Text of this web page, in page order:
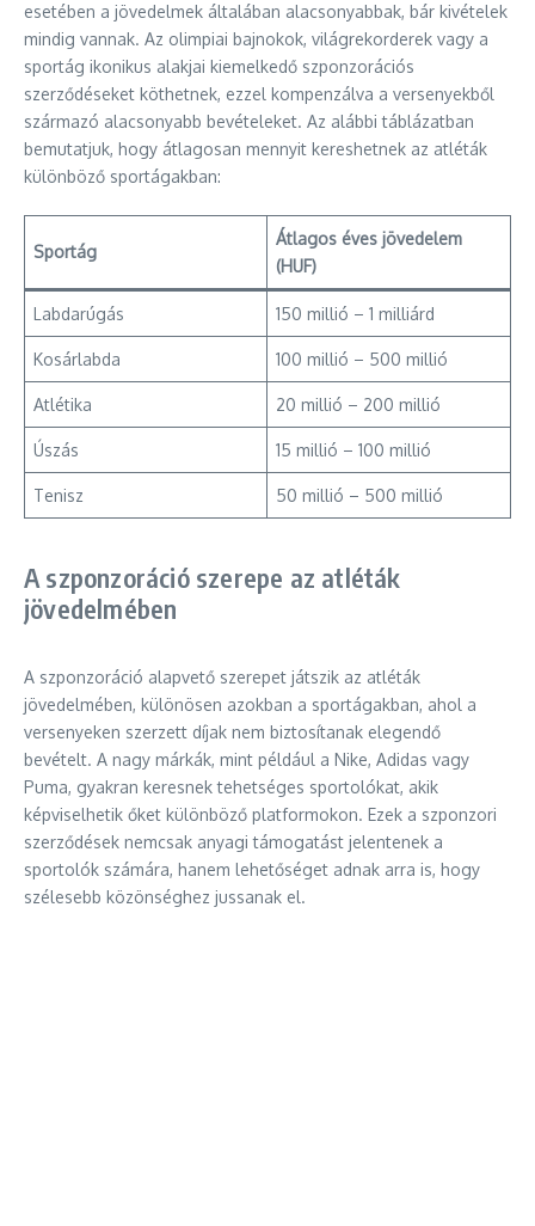
esetében a jövedelmek általában alacsonyabbak, bár kivételek
mindig vannak. Az olimpiai bajnokok, világrekorderek vagy a
sportág ikonikus alakjai kiemelkedő szponzorációs
szerződéseket köthetnek, ezzel kompenzálva a versenyekből
származó alacsonyabb bevételeket. Az alábbi táblázatban
bemutatjuk, hogy átlagosan mennyit kereshetnek az atléták
különböző sportágakban:
Sportág
Átlagos éves jövedelem
(HUF)
Labdarúgás 150 millió – 1 milliárd
Kosárlabda 100 millió – 500 millió
Atlétika 20 millió – 200 millió
Úszás 15 millió – 100 millió
Tenisz 50 millió – 500 millió
A szponzoráció szerepe az atléták
jövedelmében
A szponzoráció alapvető szerepet játszik az atléták
jövedelmében, különösen azokban a sportágakban, ahol a
versenyeken szerzett díjak nem biztosítanak elegendő
bevételt. A nagy márkák, mint például a Nike, Adidas vagy
Puma, gyakran keresnek tehetséges sportolókat, akik
képviselhetik őket különböző platformokon. Ezek a szponzori
szerződések nemcsak anyagi támogatást jelentenek a
sportolók számára, hanem lehetőséget adnak arra is, hogy
szélesebb közönséghez jussanak el.